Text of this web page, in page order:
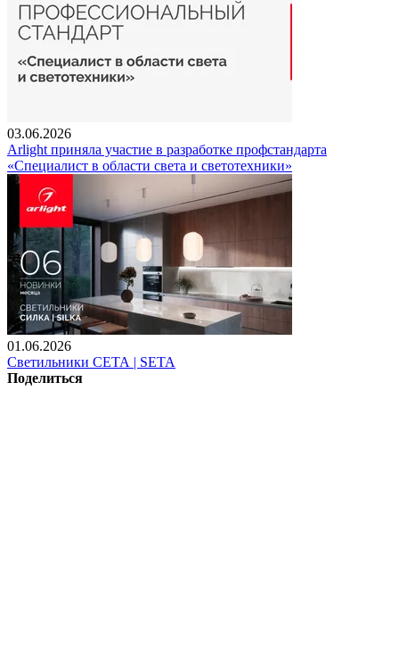
03.06.2026
Arlight приняла участие в разработке профстандарта
«Специалист в области света и светотехники»
01.06.2026
Светильники СЕТА | SETA
Поделиться